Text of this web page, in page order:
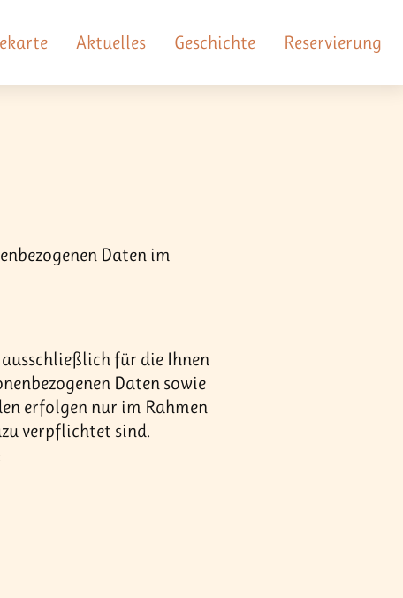
Aktuelles Geschichte Reservierung
Daten im
für die Ihnen
Daten sowie
erfolgen nur im Rahmen
verpflichtet sind.